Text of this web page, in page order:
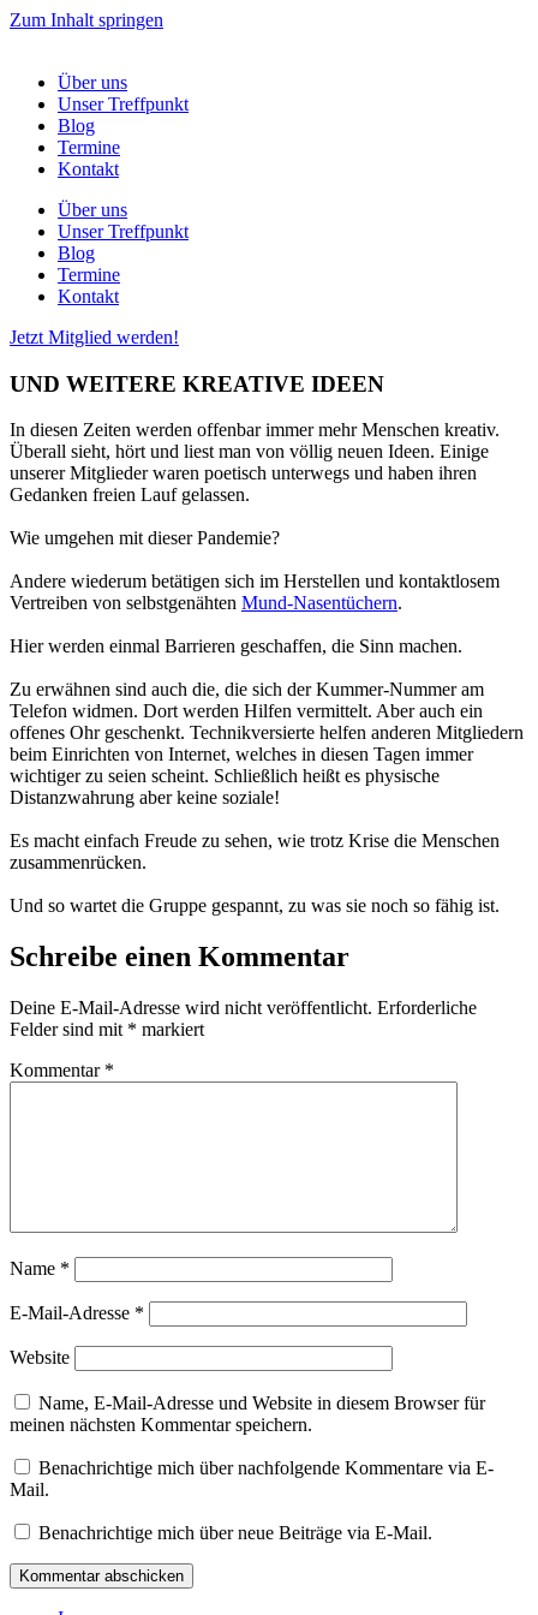
Zum Inhalt springen
Über uns
Unser Treffpunkt
Blog
Termine
Kontakt
Über uns
Unser Treffpunkt
Blog
Termine
Kontakt
Jetzt Mitglied werden!
UND WEITERE KREATIVE IDEEN
In diesen Zeiten werden offenbar immer mehr Menschen kreativ.
Überall sieht, hört und liest man von völlig neuen Ideen. Einige
unserer Mitglieder waren poetisch unterwegs und haben ihren
Gedanken freien Lauf gelassen.
Wie umgehen mit dieser Pandemie?
Andere wiederum betätigen sich im Herstellen und kontaktlosem
Vertreiben von selbstgenähten Mund-Nasentüchern.
Hier werden einmal Barrieren geschaffen, die Sinn machen.
Zu erwähnen sind auch die, die sich der Kummer-Nummer am
Telefon widmen. Dort werden Hilfen vermittelt. Aber auch ein
offenes Ohr geschenkt. Technikversierte helfen anderen Mitgliedern
beim Einrichten von Internet, welches in diesen Tagen immer
wichtiger zu seien scheint. Schließlich heißt es physische
Distanzwahrung aber keine soziale!
Es macht einfach Freude zu sehen, wie trotz Krise die Menschen
zusammenrücken.
Und so wartet die Gruppe gespannt, zu was sie noch so fähig ist.
Schreibe einen Kommentar
Deine E-Mail-Adresse wird nicht veröffentlicht. Erforderliche
Felder sind mit * markiert
Kommentar *
Name *
E-Mail-Adresse *
Website
Name, E-Mail-Adresse und Website in diesem Browser für
meinen nächsten Kommentar speichern.
Benachrichtige mich über nachfolgende Kommentare via E-
Mail.
Benachrichtige mich über neue Beiträge via E-Mail.